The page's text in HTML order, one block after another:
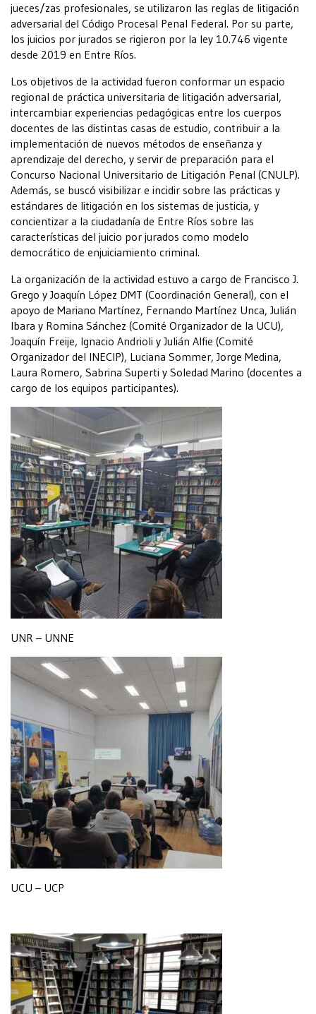
jueces/zas profesionales, se utilizaron las reglas de litigación
adversarial del Código Procesal Penal Federal. Por su parte,
los juicios por jurados se rigieron por la ley 10.746 vigente
desde 2019 en Entre Ríos.
Los objetivos de la actividad fueron conformar un espacio
regional de práctica universitaria de litigación adversarial,
intercambiar experiencias pedagógicas entre los cuerpos
docentes de las distintas casas de estudio, contribuir a la
implementación de nuevos métodos de enseñanza y
aprendizaje del derecho, y servir de preparación para el
Concurso Nacional Universitario de Litigación Penal (CNULP).
Además, se buscó visibilizar e incidir sobre las prácticas y
estándares de litigación en los sistemas de justicia, y
concientizar a la ciudadanía de Entre Ríos sobre las
características del juicio por jurados como modelo
democrático de enjuiciamiento criminal.
La organización de la actividad estuvo a cargo de Francisco J.
Grego y Joaquín López DMT (Coordinación General), con el
apoyo de Mariano Martínez, Fernando Martínez Unca, Julián
Ibara y Romina Sánchez (Comité Organizador de la UCU),
Joaquín Freije, Ignacio Andrioli y Julián Alfie (Comité
Organizador del INECIP), Luciana Sommer, Jorge Medina,
Laura Romero, Sabrina Superti y Soledad Marino (docentes a
cargo de los equipos participantes).
UNR – UNNE
UCU – UCP